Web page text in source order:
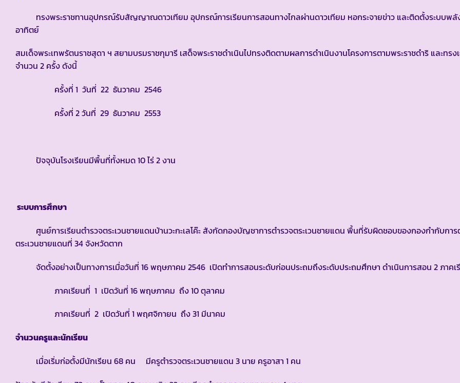
ทรงพระราชทานอุปกรณ์รับสัญญาณดาวเทียม อุปกรณ์การเรียนการสอนทางไกลผ่านดาวเทียม หอกระจายข่าว และติดตั้งระบบพลั
อาทิตย์
สมเด็จพระเทพรัตนราชสุดา ฯ สยามบรมราชกุมารี เสด็จพระราชดำเนินไปทรงติดตามผลการดำเนินงานโครงการตามพระราชดำริ และทร
จำนวน 2 ครั้ง ดังนี้
ครั้งที่ 1 วันที่ 22 ธันวาคม 2546
ครั้งที่ 2 วันที่ 29 ธันวาคม 2553
ปัจจุบันโรงเรียนมีพื้นที่ทั้งหมด 10 ไร่ 2 งาน
ระบบการศึกษา
ศูนย์การเรียนตำรวจตระเวนชายแดนบ้านวะกะเลโค๊ะ สังกัดกองบัญชาการตำรวจตระเวนชายแดน พื้นที่รับผิดชอบของกองกำกับการ
ตระเวนชายแดนที่ 34 จังหวัดตาก
จัดตั้งอย่างเป็นทางการเมื่อวันที่ 16 พฤษภาคม 2546 เปิดทำการสอนระดับก่อนประถมถึงระดับประถมศึกษา ดำเนินการสอน 2 ภาค
ภาคเรียนที่ 1 เปิดวันที่ 16 พฤษภาคม ถึง 10 ตุลาคม
ภาคเรียนที่ 2 เปิดวันที่ 1 พฤศจิกายน ถึง 31 มีนาคม
จำนวนครูและนักเรียน
เมื่อเริ่มก่อตั้งมีนักเรียน 68 คน มีครูตำรวจตระเวนชายแดน 3 นาย ครูอาสา 1 คน